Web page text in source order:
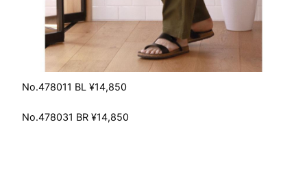
No.478011 BL ¥14,850
No.478031 BR ¥14,850